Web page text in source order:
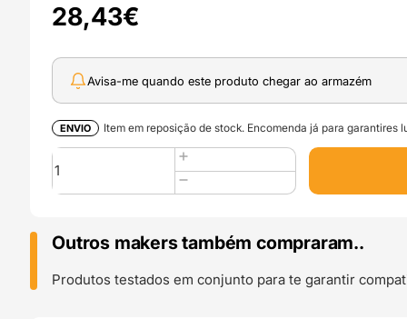
28,43€
Avisa-me quando este produto chegar ao armazém
ENVIO Item em reposição de stock. Encomenda já para garantires
Quantidade
de
PLA
750g
Brown
Outros makers também compraram..
Produtos testados em conjunto para te garantir